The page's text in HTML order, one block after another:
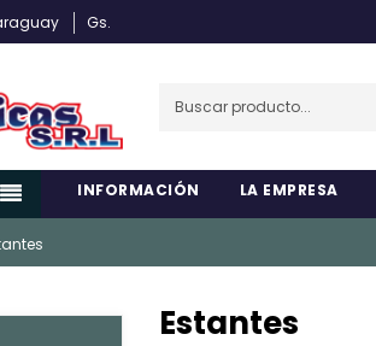
Gs.
INFORMACIÓN LA EMPRESA
Estantes